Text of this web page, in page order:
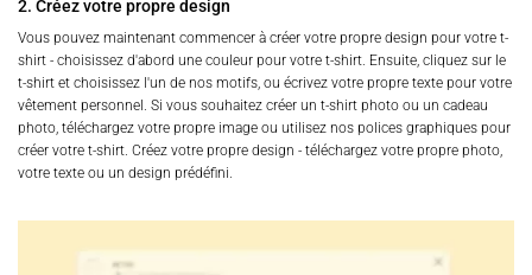
2. Créez votre propre design
Vous pouvez maintenant commencer à créer votre propre design pour votre t-
shirt - choisissez d'abord une couleur pour votre t-shirt. Ensuite, cliquez sur le
t-shirt et choisissez l'un de nos motifs, ou écrivez votre propre texte pour votre
vêtement personnel. Si vous souhaitez créer un t-shirt photo ou un cadeau
photo, téléchargez votre propre image ou utilisez nos polices graphiques pour
créer votre t-shirt. Créez votre propre design - téléchargez votre propre photo,
votre texte ou un design prédéfini.